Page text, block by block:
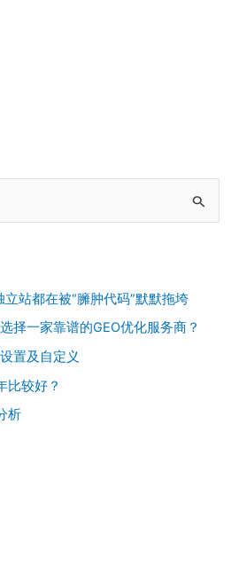
站都在被“臃肿代码”默默拖垮
择一家靠谱的GEO优化服务商？
置及自定义
比较好？
析